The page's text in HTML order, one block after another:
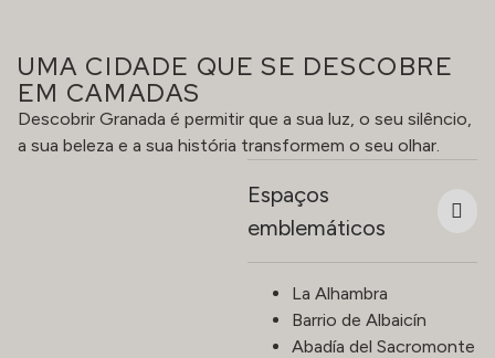
UMA CIDADE QUE SE DESCOBRE
EM CAMADAS
Descobrir Granada é permitir que a sua luz, o seu silêncio,
a sua beleza e a sua história transformem o seu olhar.
Espaços
emblemáticos
La Alhambra
Barrio de Albaicín
Abadía del Sacromonte